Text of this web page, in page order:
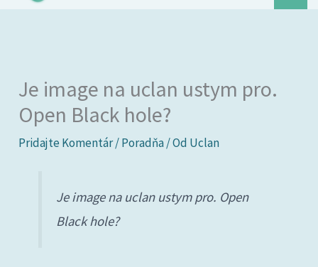
Je image na uclan ustym pro.
Open Black hole?
Pridajte Komentár/Poradňa/ Od Uclan
Je image na uclan ustym pro. Open
Black hole?